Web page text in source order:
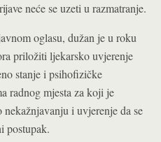
neće se uzeti u razmatranje.
oglasu, dužan je u roku
priložiti ljekarsko uvjerenje
stanje i psihofizičke
radnog mjesta za koji je
i uvjerenje da se
postupak.